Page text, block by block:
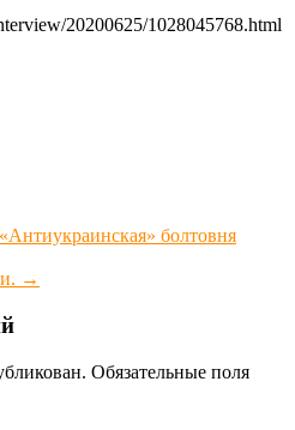
20200625/1028045768.html
болтовня
→
Обязательные поля